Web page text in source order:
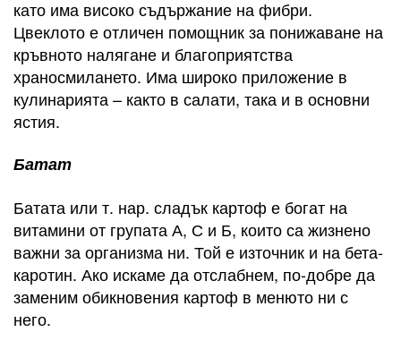
като има високо съдържание на фибри.
Цвеклото е отличен помощник за понижаване на
кръвното налягане и благоприятства
храносмилането. Има широко приложение в
кулинарията – както в салати, така и в основни
ястия.
Батат
Батата или т. нар. сладък картоф е богат на
витамини от групата А, С и Б, които са жизнено
важни за организма ни. Той е източник и на бета-
каротин. Ако искаме да отслабнем, по-добре да
заменим обикновения картоф в менюто ни с
него.